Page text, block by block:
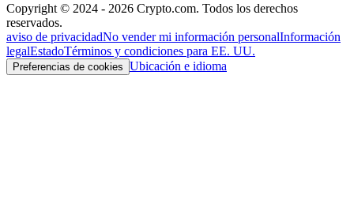
Copyright © 2024 - 2026 Crypto.com. Todos los derechos
reservados.
aviso de privacidadNo vender mi información personalInformación
legalEstadoTérminos y condiciones para EE. UU.
Preferencias de cookies Ubicación e idioma